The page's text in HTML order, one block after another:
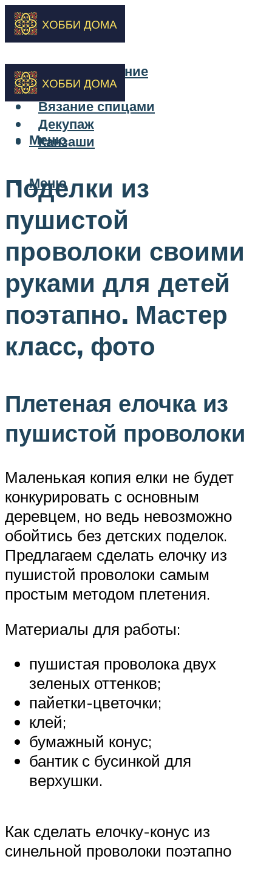
Бисероплетение
Вышивка
Вязание спицами
Декупаж
Канзаши
Меню
Меню
Поделки из
пушистой
проволоки своими
руками для детей
поэтапно. Мастер
класс, фото
Плетеная елочка из
пушистой проволоки
Маленькая копия елки не будет
конкурировать с основным
деревцем, но ведь невозможно
обойтись без детских поделок.
Предлагаем сделать елочку из
пушистой проволоки самым
простым методом плетения.
Материалы для работы:
пушистая проволока двух
зеленых оттенков;
пайетки-цветочки;
клей;
бумажный конус;
бантик с бусинкой для
верхушки.
Как сделать елочку-конус из
синельной проволоки поэтапно